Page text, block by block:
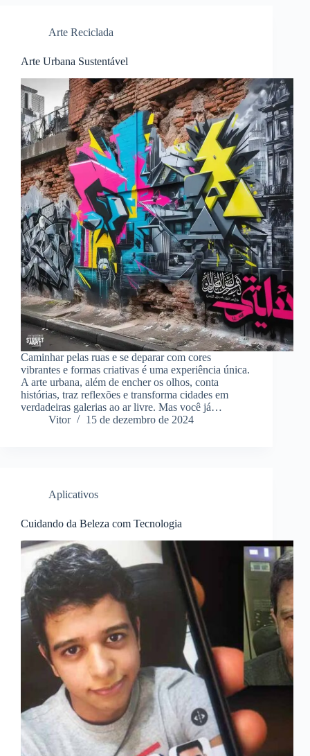
Arte Reciclada
Arte Urbana Sustentável
Caminhar pelas ruas e se deparar com cores
vibrantes e formas criativas é uma experiência única.
A arte urbana, além de encher os olhos, conta
histórias, traz reflexões e transforma cidades em
verdadeiras galerias ao ar livre. Mas você já…
Vitor
15 de dezembro de 2024
Aplicativos
Cuidando da Beleza com Tecnologia